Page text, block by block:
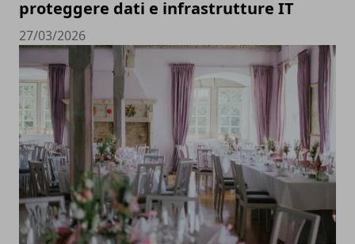
proteggere dati e infrastrutture IT
27/03/2026